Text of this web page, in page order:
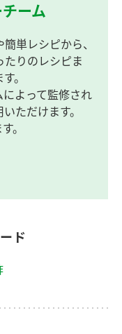
ーム
単レシピから、
たりのレシピま
。
よって監修され
ただけます。
。
ド